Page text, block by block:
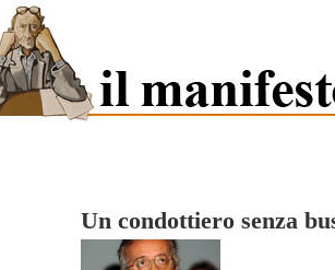
Un condottiero senza